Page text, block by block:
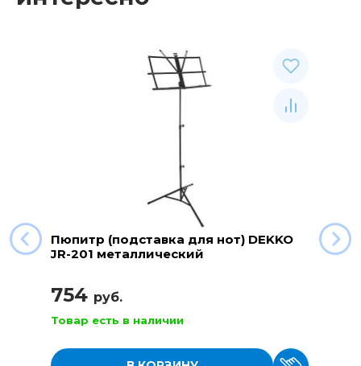
Пюпитр (подставка для нот) DEKKO
JR-201 металлический
754 руб.
Товар есть в наличии